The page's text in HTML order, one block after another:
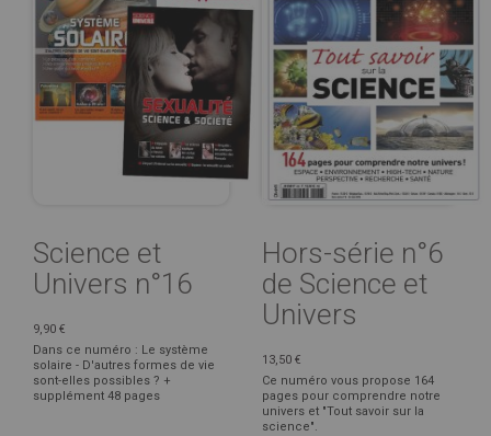
Science et
Univers n°16
9,90 €
Dans ce numéro : Le système
solaire - D'autres formes de vie
sont-elles possibles ? +
supplément 48 pages
Hors-série n°6
de Science et
Univers
13,50 €
Ce numéro vous propose 164
pages pour comprendre notre
univers et "Tout savoir sur la
science".